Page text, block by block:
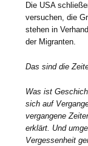
Die USA
versuchen, die
stehen in
der Migranten.
Das sind die
Was ist
sich auf
vergangene
erklärt. Und
Vergessenheit